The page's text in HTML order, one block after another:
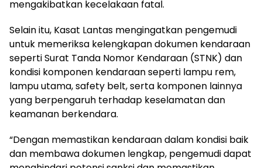
mengakibatkan kecelakaan fatal.
Selain itu, Kasat Lantas mengingatkan pengemudi
untuk memeriksa kelengkapan dokumen kendaraan
seperti Surat Tanda Nomor Kendaraan (STNK) dan
kondisi komponen kendaraan seperti lampu rem,
lampu utama, safety belt, serta komponen lainnya
yang berpengaruh terhadap keselamatan dan
keamanan berkendara.
“Dengan memastikan kendaraan dalam kondisi baik
dan membawa dokumen lengkap, pengemudi dapat